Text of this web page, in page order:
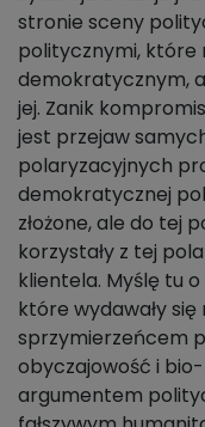
stronie sceny
politycznymi, które
demokratycznym,
jej. Zanik
jest przejaw
polaryzacyjnych
demokratycznej
złożone, ale do tej
korzystały z tej
klientela. Myślę tu
które wydawały
sprzymierzeńcem
obyczajowość i
argumentem